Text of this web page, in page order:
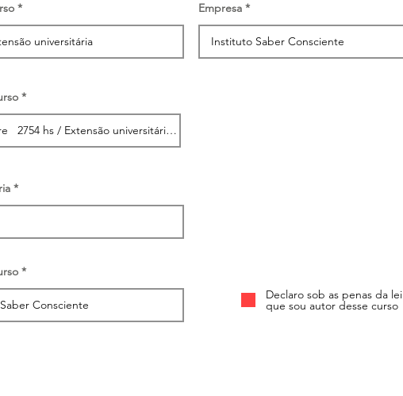
Empresa
Declaro sob as penas da lei
que sou autor desse curso